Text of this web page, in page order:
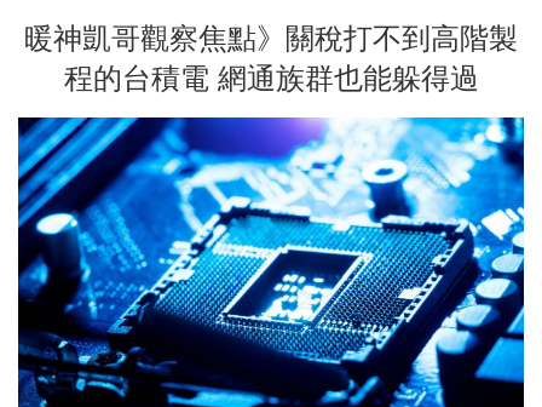
暖神凱哥觀察焦點》關稅打不到高階製
程的台積電 網通族群也能躲得過